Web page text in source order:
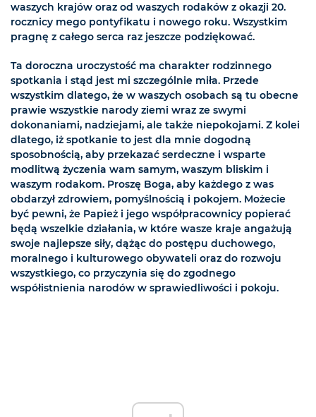
waszych krajów oraz od waszych rodaków z okazji 20.
rocznicy mego pontyfikatu i nowego roku. Wszystkim
pragnę z całego serca raz jeszcze podziękować.
Ta doroczna uroczystość ma charakter rodzinnego
spotkania i stąd jest mi szczególnie miła. Przede
wszystkim dlatego, że w waszych osobach są tu obecne
prawie wszystkie narody ziemi wraz ze swymi
dokonaniami, nadziejami, ale także niepokojami. Z kolei
dlatego, iż spotkanie to jest dla mnie dogodną
sposobnością, aby przekazać serdeczne i wsparte
modlitwą życzenia wam samym, waszym bliskim i
waszym rodakom. Proszę Boga, aby każdego z was
obdarzył zdrowiem, pomyślnością i pokojem. Możecie
być pewni, że Papież i jego współpracownicy popierać
będą wszelkie działania, w które wasze kraje angażują
swoje najlepsze siły, dążąc do postępu duchowego,
moralnego i kulturowego obywateli oraz do rozwoju
wszystkiego, co przyczynia się do zgodnego
współistnienia narodów w sprawiedliwości i pokoju.